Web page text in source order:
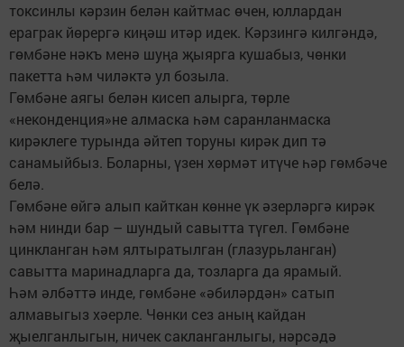
токсинлы кәрзин белән кайтмас өчен, юллардан
ераграк йөрергә киңәш итәр идек. Кәрзингә килгәндә,
гөмбәне нәкъ менә шуңа җыярга кушабыз, чөнки
пакетта һәм чиләктә ул бозыла.
Гөмбәне аягы белән кисеп алырга, төрле
«неконденция»не алмаска һәм саранланмаска
кирәклеге турында әйтеп торуны кирәк дип тә
санамыйбыз. Боларны, үзен хөрмәт итүче һәр гөмбәче
белә.
Гөмбәне өйгә алып кайт­кан көнне үк әзерләргә кирәк
һәм нинди бар – шундый савытта түгел. Гөмбәне
цинкланган һәм ялтыратылган (глазурьланган)
савытта маринадларга да, тозларга да ярамый.
Һәм әл­бәттә инде, гөмбәне «әбиләрдән» сатып
алмавыгыз хәерле. Чөнки сез аның кайдан
җыелганлыгын, ничек сакланганлыгы, нәрсәдә